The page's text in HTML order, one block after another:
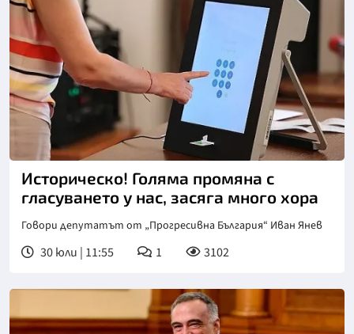
Историческо! Голяма промяна с
гласуването у нас, засяга много хора
Говори депутатът от „Прогресивна България“ Иван Янев
30 юли | 11:55 1 3102